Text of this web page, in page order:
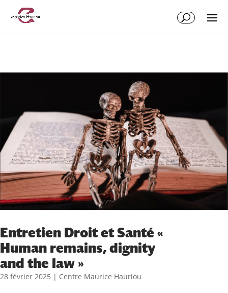
Entretien Droit et Santé «
Human remains, dignity
and the law »
28 février 2025 | Centre Maurice Hauriou